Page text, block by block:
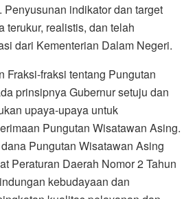
Penyusunan indikator dan target
terukur, realistis, dan telah
dari Kementerian Dalam Negeri.
Fraksi-fraksi tentang Pungutan
prinsipnya Gubernur setuju dan
upaya-upaya untuk
Pungutan Wisatawan Asing.
Pungutan Wisatawan Asing
Peraturan Daerah Nomor 2 Tahun
kebudayaan dan